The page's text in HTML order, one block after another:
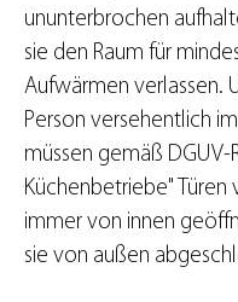
ununterbrochen
sie den Raum für
Aufwärmen verlassen.
Person versehentlich
müssen gemäß DGUV-
Küchenbetriebe" Türen
immer von innen
sie von außen